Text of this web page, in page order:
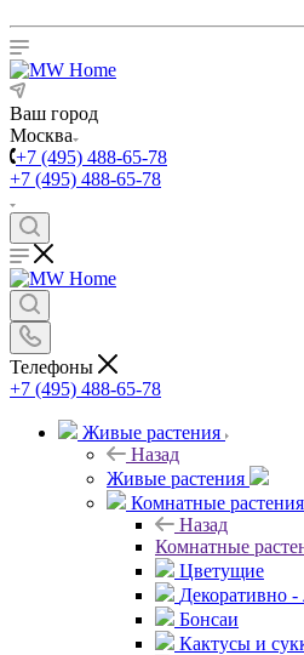
Ваш город
Москва
+7 (495) 488-65-78
+7 (495) 488-65-78
Телефоны
+7 (495) 488-65-78
Живые растения
Назад
Живые растения
Комнатные растения
Назад
Комнатные
Цветущие
Декоративно
Бонсаи
Кактусы и